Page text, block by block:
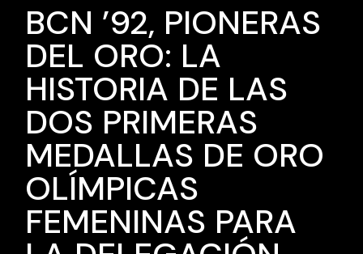
BCN ’92, PIONERAS
DEL ORO: LA
HISTORIA DE LAS
DOS PRIMERAS
MEDALLAS DE ORO
OLÍMPICAS
FEMENINAS PARA